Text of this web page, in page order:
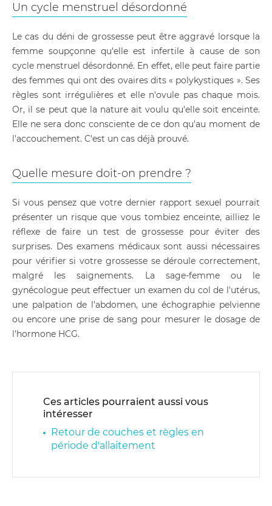
Un cycle menstruel désordonné
Le cas du déni de grossesse peut être aggravé lorsque la
femme soupçonne qu'elle est infertile à cause de son
cycle menstruel désordonné. En effet, elle peut faire partie
des femmes qui ont des ovaires dits « polykystiques ». Ses
règles sont irrégulières et elle n'ovule pas chaque mois.
Or, il se peut que la nature ait voulu qu'elle soit enceinte.
Elle ne sera donc consciente de ce don qu'au moment de
l'accouchement. C'est un cas déjà prouvé.
Quelle mesure doit-on prendre ?
Si vous pensez que votre dernier rapport sexuel pourrait
présenter un risque que vous tombiez enceinte, ailliez le
réflexe de faire un test de grossesse pour éviter des
surprises. Des examens médicaux sont aussi nécessaires
pour vérifier si votre grossesse se déroule correctement,
malgré les saignements. La sage-femme ou le
gynécologue peut effectuer un examen du col de l'utérus,
une palpation de l'abdomen, une échographie pelvienne
ou encore une prise de sang pour mesurer le dosage de
l'hormone HCG.
Ces articles pourraient aussi vous
intéresser
Retour de couches et règles en
période d'allaitement